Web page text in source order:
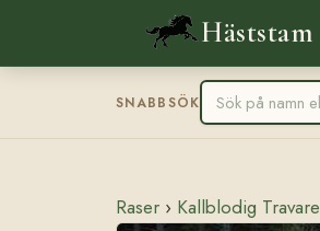
Häststam
SNABBSÖK
Raser › Kallblodig Travare